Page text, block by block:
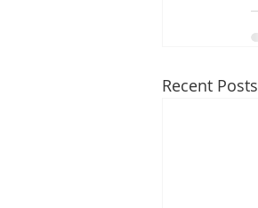
Recent Posts